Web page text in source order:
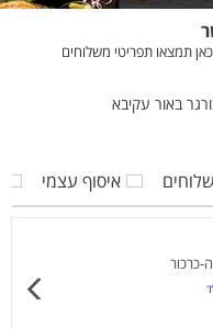
תמצאו תפריטי משלוחים
איסוף עצמי